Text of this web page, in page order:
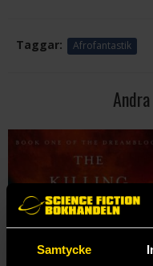
Samtycke
Taggar: Afrofantastik